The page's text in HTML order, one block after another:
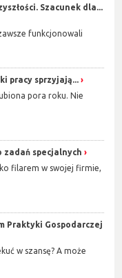
Szacunek dla...
funkcjonowali
pracy sprzyjają...
pora roku. Nie
zadań specjalnych
filarem w swojej firmie,
Praktyki Gospodarczej
w szansę? A może